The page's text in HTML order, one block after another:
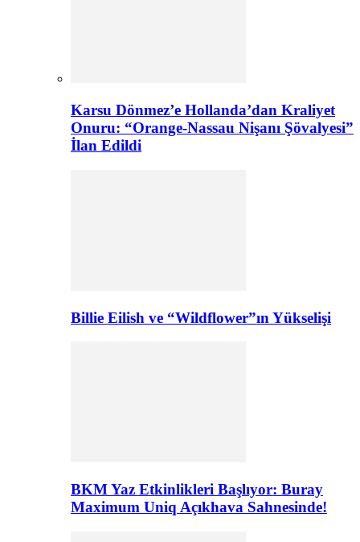
Karsu Dönmez’e Hollanda’dan Kraliyet
Onuru: “Orange-Nassau Nişanı Şövalyesi”
İlan Edildi
Billie Eilish ve “Wildflower”ın Yükselişi
BKM Yaz Etkinlikleri Başlıyor: Buray
Maximum Uniq Açıkhava Sahnesinde!